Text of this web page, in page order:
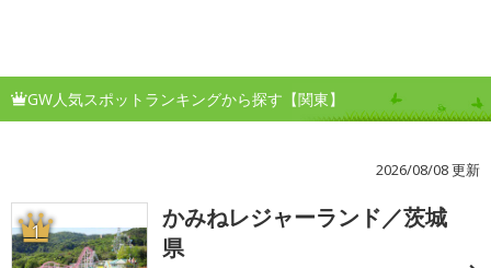
GW人気スポットランキングから探す【関東】
2026/08/08 更新
1
かみねレジャーランド／茨城
県